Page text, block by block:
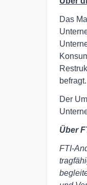
Das
befragt.
Der
Über
FTI-